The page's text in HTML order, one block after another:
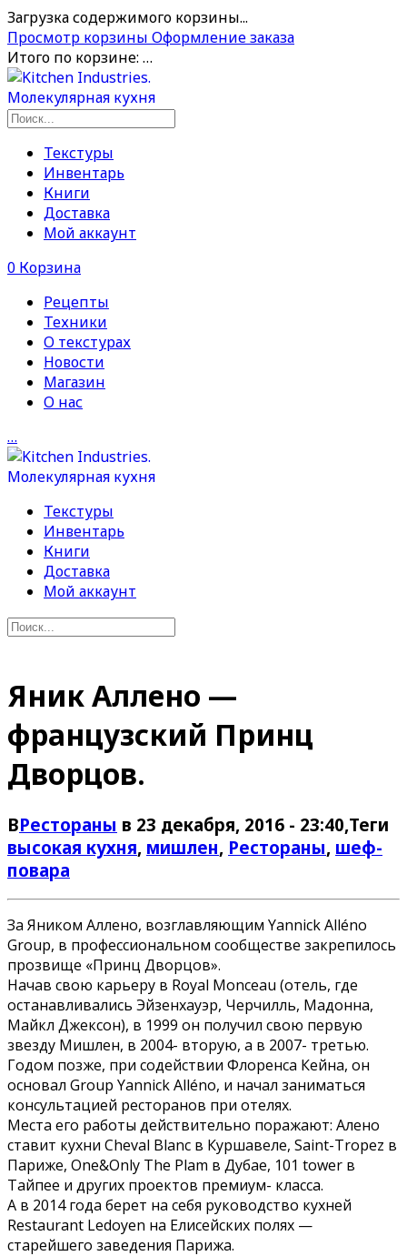
Загрузка содержимого корзины...
Просмотр корзины Оформление заказа
Итого по корзине: …
Текстуры
Инвентарь
Книги
Доставка
Мой аккаунт
0 Корзина
Рецепты
Техники
О текстурах
Новости
Магазин
О нас
…
Текстуры
Инвентарь
Книги
Доставка
Мой аккаунт
Яник Аллено —
французский Принц
Дворцов.
ВРестораны в 23 декабря, 2016 - 23:40,Теги
высокая кухня, мишлен, Рестораны, шеф-
повара
За Яником Аллено, возглавляющим Yannick Alléno
Group, в профессиональном сообществе закрепилось
прозвище «Принц Дворцов».
Начав свою карьеру в Royal Monceau (отель, где
останавливались Эйзенхауэр, Черчилль, Мадонна,
Майкл Джексон), в 1999 он получил свою первую
звезду Мишлен, в 2004- вторую, а в 2007- третью.
Годом позже, при содействии Флоренса Кейна, он
основал Group Yannick Alléno, и начал заниматься
консультацией ресторанов при отелях.
Места его работы действительно поражают: Алено
ставит кухни Cheval Blanc в Куршавеле, Saint-Tropez в
Париже, One&Only The Plam в Дубае, 101 tower в
Тайпее и других проектов премиум- класса.
А в 2014 года берет на себя руководство кухней
Restaurant Ledoyen на Елисейских полях —
старейшего заведения Парижа.